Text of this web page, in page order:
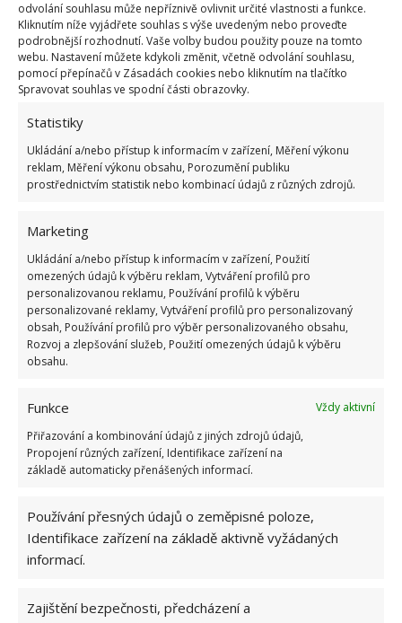
odvolání souhlasu může nepříznivě ovlivnit určité vlastnosti a funkce.
Kliknutím níže vyjádřete souhlas s výše uvedeným nebo proveďte
podrobnější rozhodnutí. Vaše volby budou použity pouze na tomto
webu. Nastavení můžete kdykoli změnit, včetně odvolání souhlasu,
pomocí přepínačů v Zásadách cookies nebo kliknutím na tlačítko
Spravovat souhlas ve spodní části obrazovky.
Statistiky
Ukládání a/nebo přístup k informacím v zařízení, Měření výkonu
reklam, Měření výkonu obsahu, Porozumění publiku
prostřednictvím statistik nebo kombinací údajů z různých zdrojů.
Marketing
Ukládání a/nebo přístup k informacím v zařízení, Použití
omezených údajů k výběru reklam, Vytváření profilů pro
personalizovanou reklamu, Používání profilů k výběru
personalizované reklamy, Vytváření profilů pro personalizovaný
obsah, Používání profilů pro výběr personalizovaného obsahu,
Rozvoj a zlepšování služeb, Použití omezených údajů k výběru
obsahu.
Funkce
Vždy aktivní
Přiřazování a kombinování údajů z jiných zdrojů údajů,
Propojení různých zařízení, Identifikace zařízení na
základě automaticky přenášených informací.
Používání přesných údajů o zeměpisné poloze,
Identifikace zařízení na základě aktivně vyžádaných
informací.
Zajištění bezpečnosti, předcházení a
i profesionální ochranu proti jiskrám AFCI a AFDD.
Během navrhování projektu si od zhotovitele vždy
vyžádejte podrobnou dokumentaci.Kromě záruky
kvality to bude klíčová informace
zásah hasičů. Rozumné je pojistit domácnost přímo
proti tomuto druhu požáru. Riziko je sice malé,
případné ztráty se však mohou velmi prodražit.
POŽÁR STŘECHA